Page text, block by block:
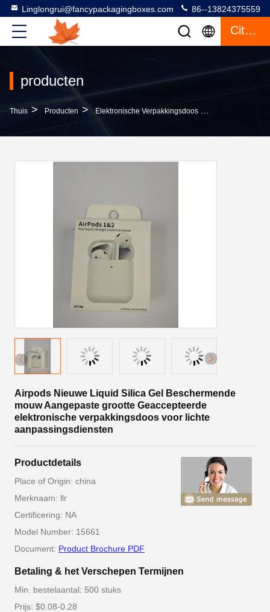
Linglongrui@fancypackagingboxes.com 86--13824375559
Citaat
producten
Thuis > Producten > Elektronische Verpakkingsdoos >
Airpods Nieuwe Liquid Silica Gel Beschermende
mouw Aangepaste grootte Geaccepteerde
elektronische verpakkingsdoos voor lichte
aanpassingsdiensten
Productdetails
Place of Origin: china
Merknaam: llr
Certificering: NA
Model Number: 15661
Document: Product Brochure PDF
Betaling & het Verschepen Termijnen
Min. bestelaantal: 500 stuks
Prijs: $0.08-0.28